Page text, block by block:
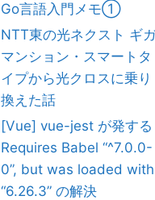
Go言語入門メモ①
NTT東の光ネクスト ギ
マンション・スマートタ
イプから光クロスに乗り
換えた話
[Vue] vue-jest が発する
Requires Babel “^7.0.0-
0”, but was loaded with
“6.26.3” の解決